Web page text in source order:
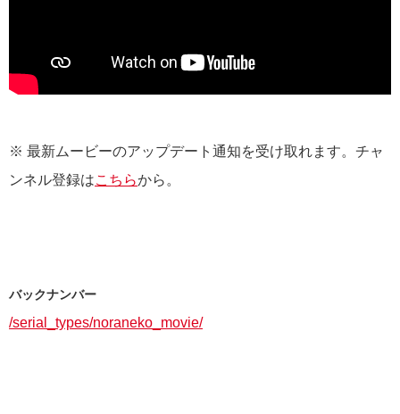
※ 最新ムービーのアップデート通知を受け取れます。チャ
ンネル登録はこちらから。
バックナンバー
/serial_types/noraneko_movie/